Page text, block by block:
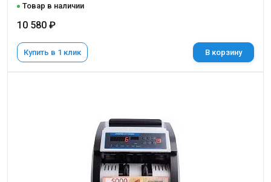
Товар в наличии
10 580 ₽
Купить в 1 клик В корзину